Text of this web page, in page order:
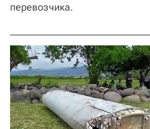
перевозчика.